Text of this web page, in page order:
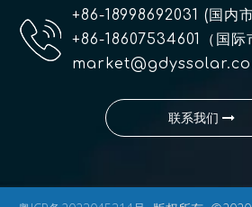
+86-18998692031 (国内市
+86-18607534601（国际
联系我们